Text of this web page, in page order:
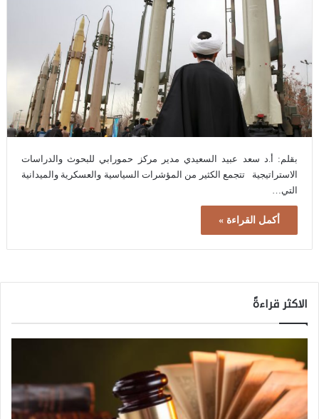
بقلم: أ.د سعد عبيد السعيدي مدير مركز حمورابي للبحوث والدراسات
الاستراتيجية تتجمع الكثير من المؤشرات السياسية والعسكرية والميدانية
التي…
أكمل القراءة »
الاكثر قراءةً